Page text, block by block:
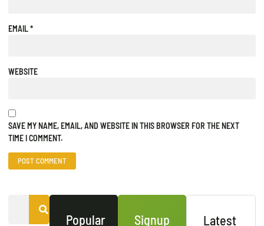
EMAIL*
WEBSITE
SAVE MY NAME, EMAIL, AND WEBSITE IN THIS BROWSER FOR THE NEXT
TIME I COMMENT.
Popular
Signup
Latest